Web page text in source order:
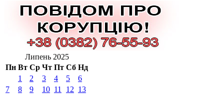
Липень 2025
Пн Вт Ср Чт Пт Сб Нд
1
2 3 4 5
6
7
8 9 10 11 12 13